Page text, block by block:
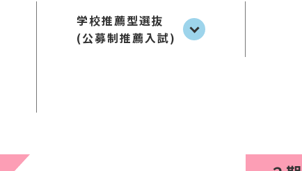
学校推薦型選抜
(公募制推薦入試)